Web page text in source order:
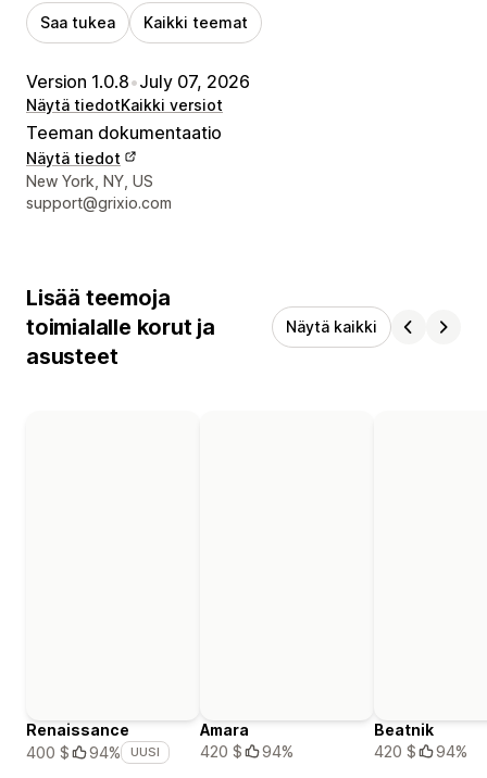
Saa tukea Kaikki teemat
Version 1.0.8•July 07, 2026
Näytä tiedotKaikki versiot
Teeman dokumentaatio
Näytä tiedot
Suunnittelijan yhteystiedot
New York, NY, US
support@grixio.com
Lisää teemoja
toimialalle korut ja
asusteet
Näytä kaikki
Renaissance
400 $
94% UUSI
Amara
420 $
94%
Beatnik
420 $
94%